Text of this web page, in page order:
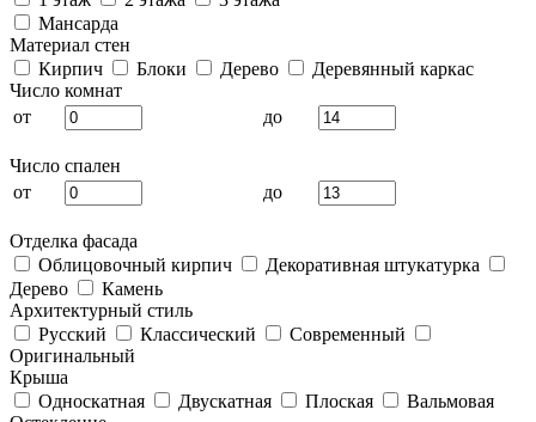
Мансарда
Материал стен
Кирпич
Блоки Дерево
Деревянный каркас
Число комнат
от
до
Число спален
от
до
Отделка фасада
Облицовочный кирпич
Декоративная штукатурка
Дерево
Камень
Архитектурный стиль
Русский
Классический
Современный
Оригинальный
Крыша
Односкатная
Двускатная Плоская
Вальмовая